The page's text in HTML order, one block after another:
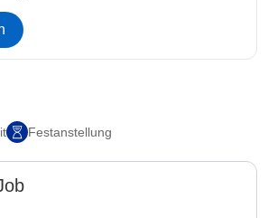
Festanstellung